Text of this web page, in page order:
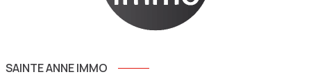
SAINTE ANNE IMMO